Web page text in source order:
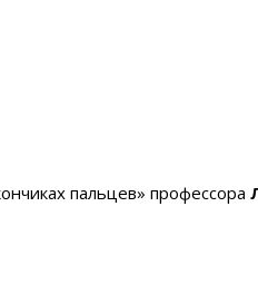
пальцев» профессора